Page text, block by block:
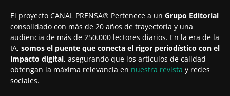
El proyecto CANAL PRENSA® Pertenece a un Grupo Editorial
consolidado con más de 20 años de trayectoria y una
audiencia de más de 250.000 lectores diarios. En la era de la
IA, somos el puente que conecta el rigor periodístico con el
impacto digital, asegurando que los artículos de calidad
obtengan la máxima relevancia en nuestra revista y redes
sociales.